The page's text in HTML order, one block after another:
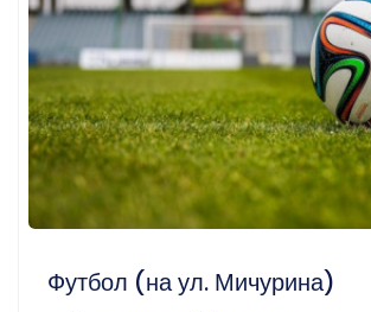
Футбол (на ул. Мичурина)